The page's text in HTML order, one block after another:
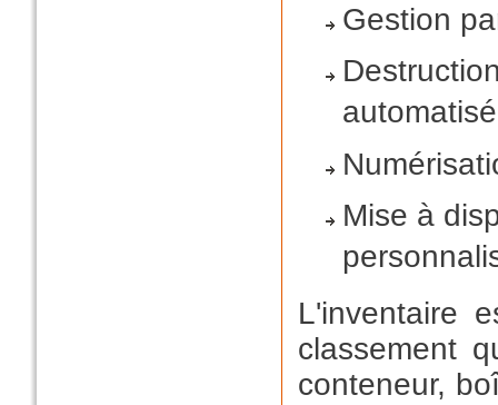
Gestion
Mise à
L'inventaire
classement
conteneur,